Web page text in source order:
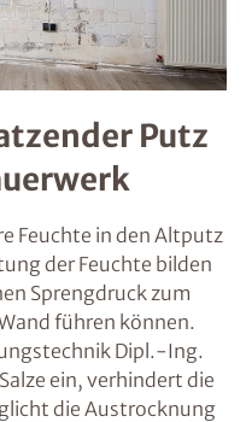
Putz
Feuchte in den Altputz
der Feuchte bilden
Sprengdruck zum
führen können.
Dipl.-Ing.
ein, verhindert die
die Austrocknung